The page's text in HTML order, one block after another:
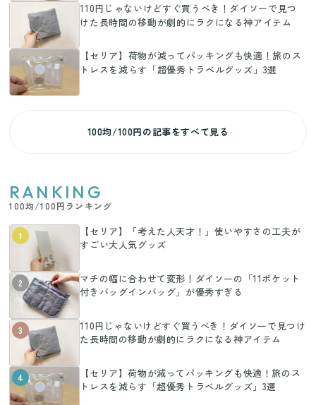
110円じゃないけどすぐ買うべき！ダイソーで見つ
けた長時間の移動が劇的にラクになる神アイテム
【セリア】荷物が減ってパッキングも快適！旅のス
トレスを減らす「超優秀トラベルグッズ」3選
100均/100円の記事をすべて見る
RANKING
100均/100円ランキング
1
【セリア】「考えた人天才！」使いやすさの工夫が
すごい大人気グッズ
2
マチの幅に合わせて変形！ダイソーの「11ポケット
付きバッグインバッグ」が優秀すぎる
3
110円じゃないけどすぐ買うべき！ダイソーで見つけ
た長時間の移動が劇的にラクになる神アイテム
4
【セリア】荷物が減ってパッキングも快適！旅のス
トレスを減らす「超優秀トラベルグッズ」3選